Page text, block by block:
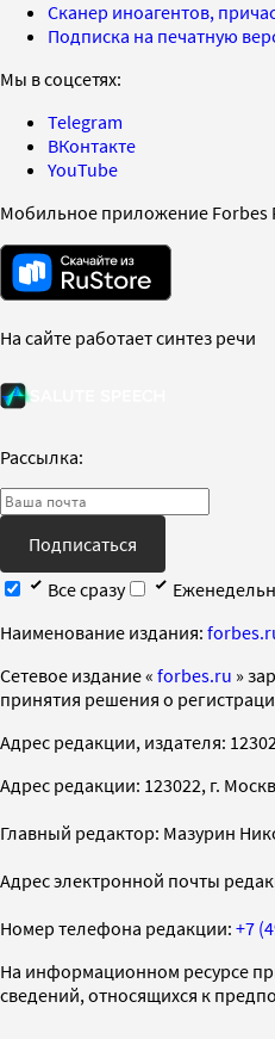
Сканер иноагентов,
Подписка на печатную
Мы в соцсетях:
Telegram
ВКонтакте
YouTube
Мобильное приложение Forbes
На сайте работает синтез речи
Рассылка:
Подписаться
Все сразу
Наименование издания:
Cетевое издание « forbes.ru »
принятия решения о
Адрес редакции, издателя:
Адрес редакции: 123022, г.
Главный редактор: Мазурин
Адрес электронной почты
Номер телефона редакции: +7
На информационном ресурсе
сведений, относящихся к